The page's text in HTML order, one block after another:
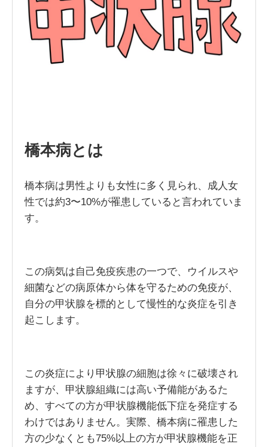
橋本病とは
橋本病は男性よりも女性に多く見られ、成人女
性では約3〜10%が罹患していると言われていま
す。
この病気は自己免疫疾患の一つで、ウイルスや
細菌などの病原体から体を守るための免疫が、
自分の甲状腺を標的として慢性的な炎症を引き
起こします。
この炎症により甲状腺の細胞は徐々に破壊され
ますが、甲状腺組織には高い予備能があるた
め、すべての方が甲状腺機能低下症を発症する
わけではありません。実際、橋本病に罹患した
方の少なくとも75%以上の方が甲状腺機能を正